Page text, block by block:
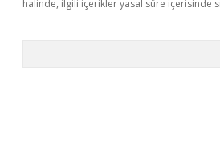
halinde, ilgili içerikler yasal süre içerisinde